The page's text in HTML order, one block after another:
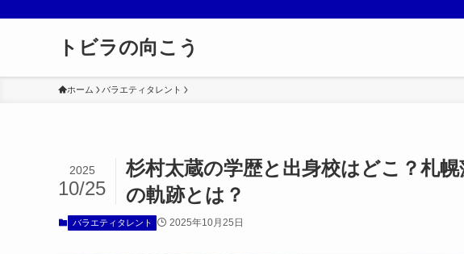
トビラの向こう
ホーム バラエティタレント
杉村太蔵の学歴と出身校はどこ？札
の軌跡とは？
2025
10/25
バラエティタレント 2025年10月25日